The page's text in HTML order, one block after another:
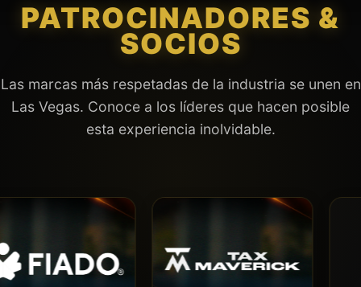
PATROCINADORES &
SOCIOS
Las marcas más respetadas de la industria se unen en
Las Vegas. Conoce a los líderes que hacen posible
esta experiencia inolvidable.